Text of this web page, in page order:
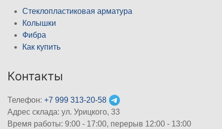
Стеклопластиковая арматура
Колышки
Фибра
Как купить
Контакты
Телефон: +7 999 313-20-58
Адрес склада: ул. Урицкого, 33
Время работы: 9:00 - 17:00, перерыв 12:00 - 13:00